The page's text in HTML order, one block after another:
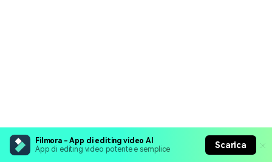
Filmora - App di editing video AI
App di editing video potente e semplice
Scarica